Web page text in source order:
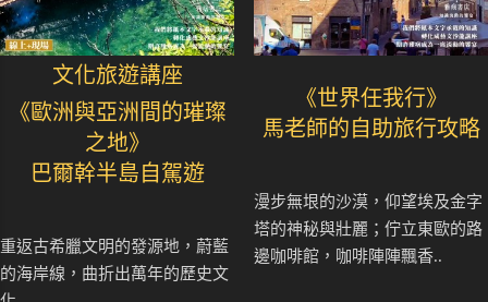
文化旅遊講座
《歐洲與亞洲間的璀璨
之地》
巴爾幹半島自駕遊
重返古希臘文明的發源地，蔚藍
的海岸線，曲折出萬年的歷史文
《世界任我行》
馬老師的自助旅行攻略
漫步無垠的沙漠，仰望埃及金字
塔的神秘與壯麗；佇立東歐的路
邊咖啡館，咖啡陣陣飄香..